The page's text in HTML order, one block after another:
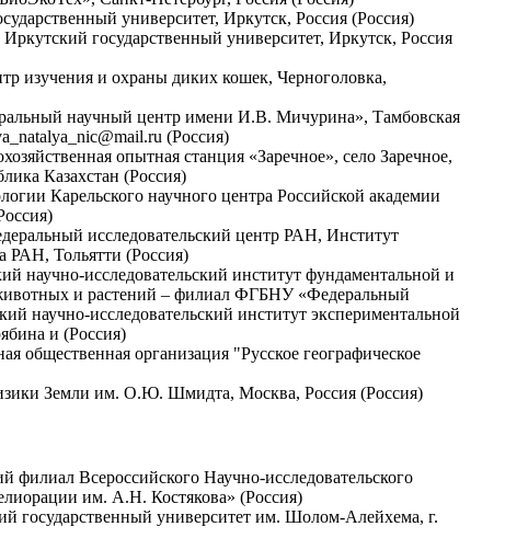
университет, Иркутск, Россия (Россия)
государственный университет, Иркутск, Россия
изучения и охраны диких кошек, Черноголовка,
научный центр имени И.В. Мичурина», Тамбовская
(Россия)
опытная станция «Заречное», село Заречное,
Казахстан (Россия)
Карельского научного центра Российской академии
исследовательский центр РАН, Институт
РАН, Тольятти (Россия)
научно-исследовательский институт фундаментальной и
и растений – филиал ФГБНУ «Федеральный
научно-исследовательский институт экспериментальной
и (Россия)
общественная организация "Русское географическое
Земли им. О.Ю. Шмидта, Москва, Россия (Россия)
филиал Всероссийского Научно-исследовательского
им. А.Н. Костякова» (Россия)
государственный университет им. Шолом-Алейхема, г.